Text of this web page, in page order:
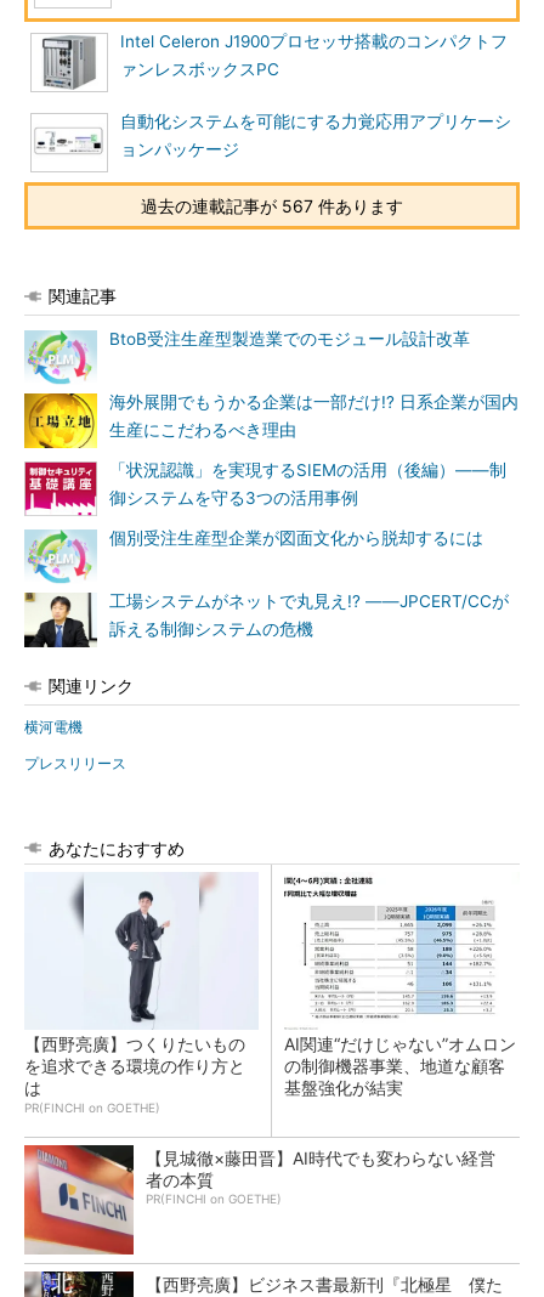
Intel Celeron J1900プロセッサ搭載のコンパクトフ
ァンレスボックスPC
自動化システムを可能にする力覚応用アプリケーシ
ョンパッケージ
過去の連載記事が 567 件あります
関連記事
BtoB受注生産型製造業でのモジュール設計改革
海外展開でもうかる企業は一部だけ!? 日系企業が国内
生産にこだわるべき理由
「状況認識」を実現するSIEMの活用（後編）――制
御システムを守る3つの活用事例
個別受注生産型企業が図面文化から脱却するには
工場システムがネットで丸見え!? ――JPCERT/CCが
訴える制御システムの危機
関連リンク
横河電機
プレスリリース
あなたにおすすめ
【西野亮廣】つくりたいもの
を追求できる環境の作り方と
は
PR(FINCHI on GOETHE)
AI関連“だけじゃない”オムロン
の制御機器事業、地道な顧客
基盤強化が結実
【見城徹×藤田晋】AI時代でも変わらない経営
者の本質
PR(FINCHI on GOETHE)
【西野亮廣】ビジネス書最新刊『北極星 僕た